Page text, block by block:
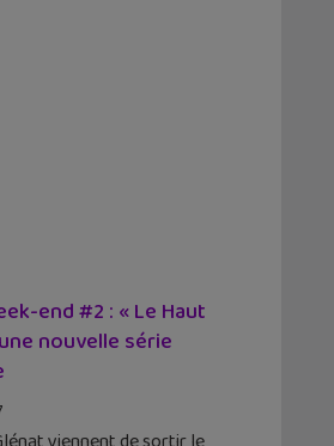
end #2 : « Le Haut
nouvelle série